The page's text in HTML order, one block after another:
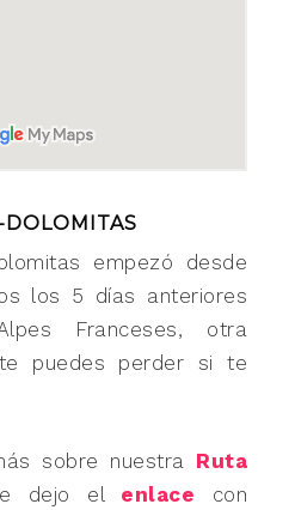
DOLOMITAS
empezó desde
los 5 días anteriores
Franceses, otra
puedes perder si te
sobre nuestra Ruta
dejo el enlace con